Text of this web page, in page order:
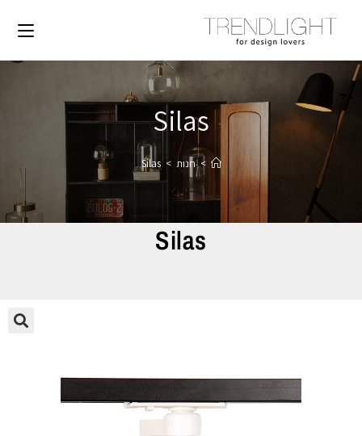
Silas
> חנות >
Silas
Silas